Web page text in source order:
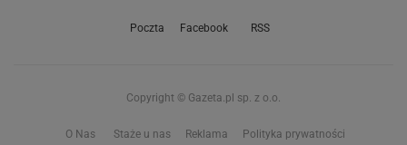
Poczta Facebook RSS
Copyright © Gazeta.pl sp. z o.o.
O Nas Staże u nas Reklama Polityka prywatności